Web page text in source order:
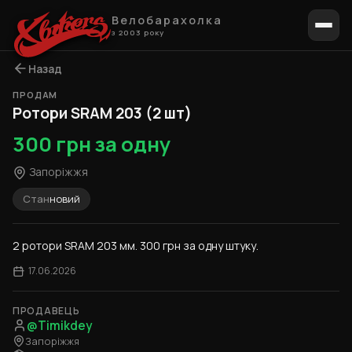
Велобарахолка
з 2003 року
Назад
ПРОДАМ
Ротори SRAM 203 (2 шт)
300 грн за одну
Запоріжжя
Станновий
2 ротори SRAM 203 мм. 300 грн за одну штуку.
17.06.2026
ПРОДАВЕЦЬ
@Timikdey
Запоріжжя